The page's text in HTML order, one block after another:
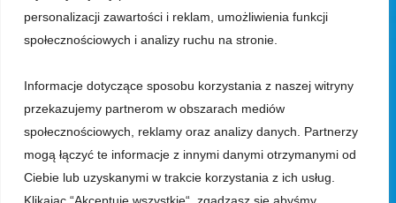
personalizacji zawartości i reklam, umożliwienia funkcji
społecznościowych i analizy ruchu na stronie.
Informacje dotyczące sposobu korzystania z naszej witryny
przekazujemy partnerom w obszarach mediów
społecznościowych, reklamy oraz analizy danych. Partnerzy
mogą łączyć te informacje z innymi danymi otrzymanymi od
Ciebie lub uzyskanymi w trakcie korzystania z ich usług.
tel.:+48 58 555 85 23
Park Wodny Sopot Spółka z ograniczoną odpowiedzialnością z siedzibą
w Sopocie, 81-713, przy ul. Zamkowa Góra 5, wpisana do rejestru
przedsiębiorców prowadzonego przez Sąd Rejonowy Gdańsk-Północ, VIII
Wydział Gospodarczy Krajowego Rejestru Sądowego, pod numerem KRS
0000018353, z kapitałem zakładowym w wysokości 23.950.000 zł,